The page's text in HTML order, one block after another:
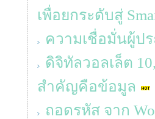
เพื่อยกระดับสู่
ความเชื่อมั่นผู้ป
ดิจิทัลวอลเล็ต
สำคัญคือข้อมูล
ถอดรหัส จาก